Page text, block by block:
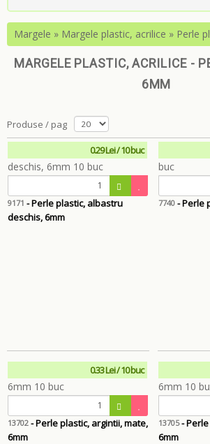
Margele » Margele plastic, acrilice » Perle
MARGELE PLASTIC, ACRILICE -
6MM
Produse / pag
0.29 Lei / 10 buc
9171 - Perle plastic, albastru
deschis, 6mm
7740- Perle
0.33 Lei / 10 buc
13702 - Perle plastic, argintii, mate,
6mm
13705- Perle
6mm